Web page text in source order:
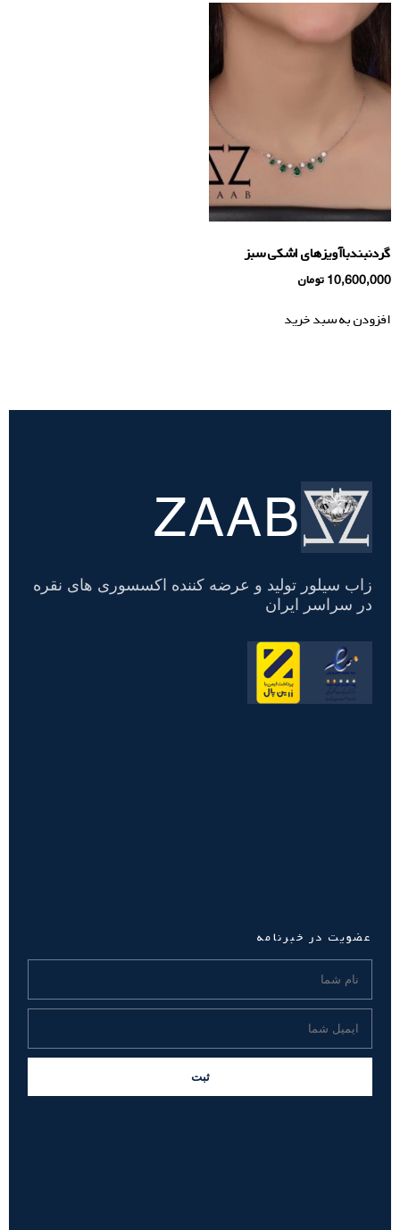
گردنبندباآویزهای اشکی سبز
10,600,000 تومان
افزودن به سبد خرید
تسویه
حساب
ZAAB
زاب سیلور تولید و عرضه کننده اکسسوری های نقره
در سراسر ایران
عضویت در خبرنامه
ثبت